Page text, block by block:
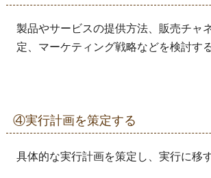
製品やサービスの提供方法、販売チャ
定、マーケティング戦略などを検討する
④実行計画を策定する
具体的な実行計画を策定し、実行に移す